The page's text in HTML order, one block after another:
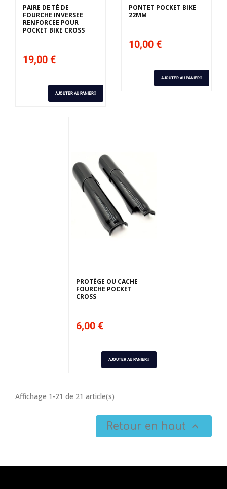
PAIRE DE TÉ DE
FOURCHE INVERSEE
RENFORCEE POUR
POCKET BIKE CROSS
19,00 €
AJOUTER AU PANIER
PONTET POCKET BIKE
22MM
10,00 €
AJOUTER AU PANIER
PROTÈGE OU CACHE
FOURCHE POCKET
CROSS
6,00 €
AJOUTER AU PANIER
Affichage 1-21 de 21 article(s)
Retour en haut 